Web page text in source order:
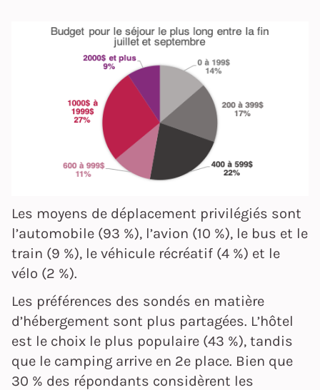
Les moyens de déplacement privilégiés sont
l’automobile (93 %), l’avion (10 %), le bus et le
train (9 %), le véhicule récréatif (4 %) et le
vélo (2 %).
Les préférences des sondés en matière
d’hébergement sont plus partagées. L’hôtel
est le choix le plus populaire (43 %), tandis
que le camping arrive en 2e place. Bien que
30 % des répondants considèrent les